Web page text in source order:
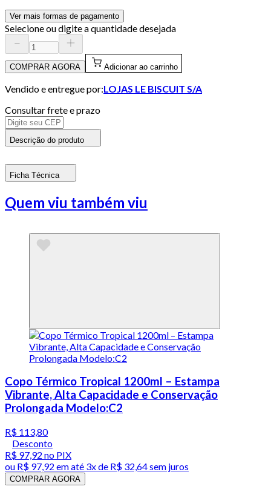
Ver mais formas de pagamento
Selecione ou digite a quantidade desejada
COMPRAR AGORA Adicionar ao carrinho
Vendido e entregue por:LOJAS LE BISCUIT S/A
Consultar frete e prazo
Descrição do produto
Ficha Técnica
Quem viu também viu
Copo Térmico Tropical 1200ml – Estampa
Vibrante, Alta Capacidade e Conservação
Prolongada Modelo:C2
R$ 113,80
Desconto
R$ 97,92 no PIX
ou R$ 97,92 em até 3x de R$ 32,64 sem juros
COMPRAR AGORA